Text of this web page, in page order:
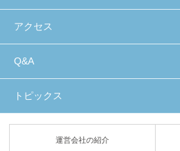
アクセス
Q&A
トピックス
運営会社の紹介